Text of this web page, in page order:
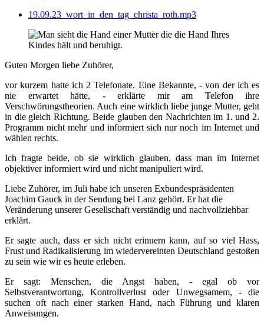
19.09.23_wort_in_den_tag_christa_roth.mp3
Guten Morgen liebe Zuhörer,
vor kurzem hatte ich 2 Telefonate. Eine Bekannte, - von der ich es
nie erwartet hätte, - erklärte mir am Telefon ihre
Verschwörungstheorien. Auch eine wirklich liebe junge Mutter, geht
in die gleich Richtung. Beide glauben den Nachrichten im 1. und 2.
Programm nicht mehr und informiert sich nur noch im Internet und
wählen rechts.
Ich fragte beide, ob sie wirklich glauben, dass man im Internet
objektiver informiert wird und nicht manipuliert wird.
Liebe Zuhörer, im Juli habe ich unseren Exbundespräsidenten
Joachim Gauck in der Sendung bei Lanz gehört. Er hat die
Veränderung unserer Gesellschaft verständig und nachvollziehbar
erklärt.
Er sagte auch, dass er sich nicht erinnern kann, auf so viel Hass,
Frust und Radikalisierung im wiedervereinten Deutschland gestoßen
zu sein wie wir es heute erleben.
Er sagt: Menschen, die Angst haben, - egal ob vor
Selbstverantwortung, Kontrollverlust oder Unwegsamem, - die
suchen oft nach einer starken Hand, nach Führung und klaren
Anweisungen.